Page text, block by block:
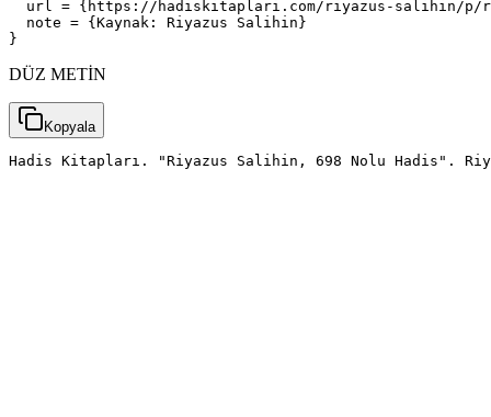
url = {https://hadiskitaplari.com/riyazus-salihin/
  note = {Kaynak: Riyazus Salihin}
}
DÜZ METİN
Kopyala
Hadis Kitapları. "Riyazus Salihin, 698 Nolu Hadis".